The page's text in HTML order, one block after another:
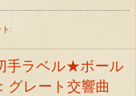
:
手ラベル★ボール
グレート交響曲